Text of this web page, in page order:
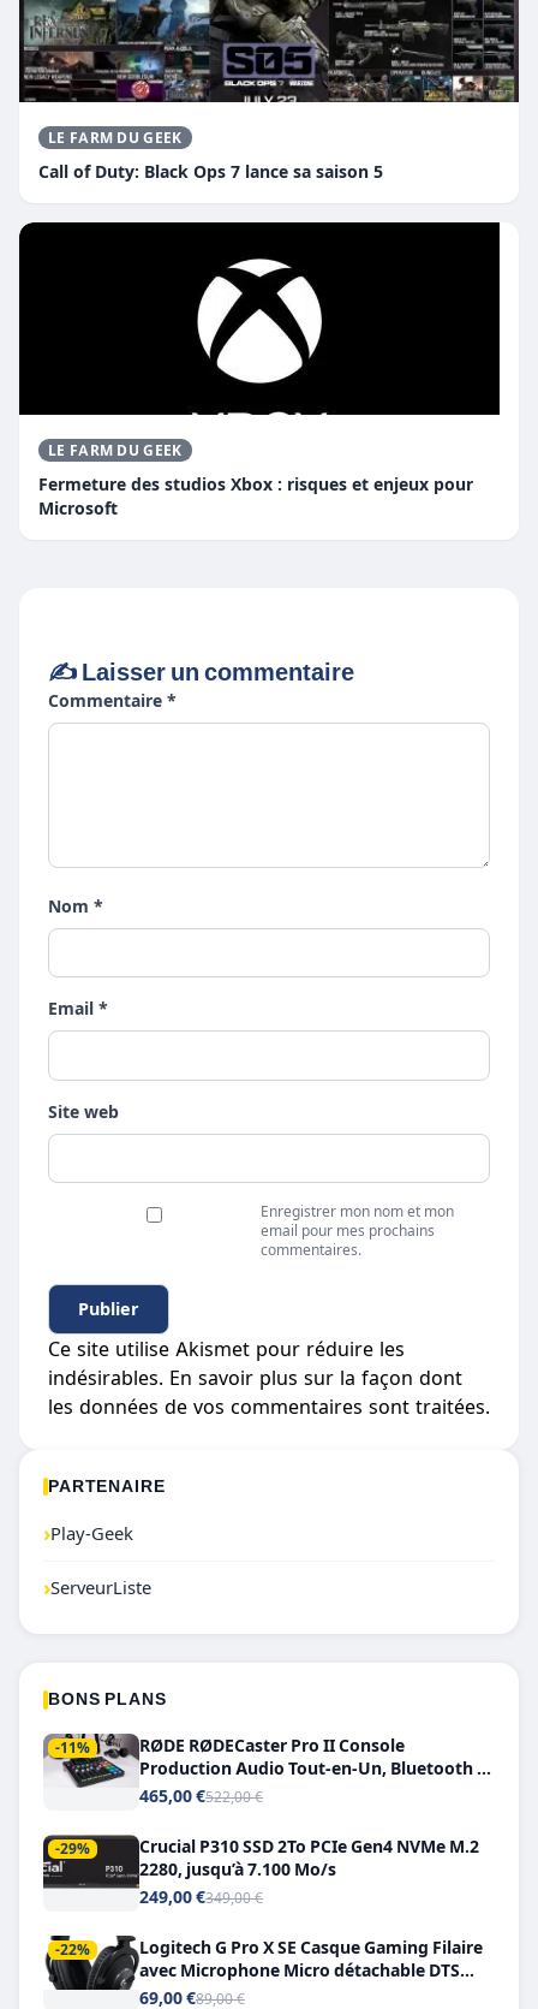
LE FARM DU GEEK
Call of Duty: Black Ops 7 lance sa saison 5
LE FARM DU GEEK
Fermeture des studios Xbox : risques et enjeux pour
Microsoft
✍️ Laisser un commentaire
Commentaire *
Nom *
Email *
Site web
Enregistrer mon nom et mon
email pour mes prochains
commentaires.
Ce site utilise Akismet pour réduire les
indésirables. En savoir plus sur la façon dont
les données de vos commentaires sont traitées.
PARTENAIRE
›Play-Geek
›ServeurListe
BONS PLANS
-11%
RØDE RØDECaster Pro II Console
Production Audio Tout-en-Un, Bluetooth et
Double USB-C
465,00 €522,00 €
-29%
Crucial P310 SSD 2To PCIe Gen4 NVMe M.2
2280, jusqu’à 7.100 Mo/s
249,00 €349,00 €
-22%
Logitech G Pro X SE Casque Gaming Filaire
avec Microphone Micro détachable DTS
Headphone X 7.1
69,00 €89,00 €